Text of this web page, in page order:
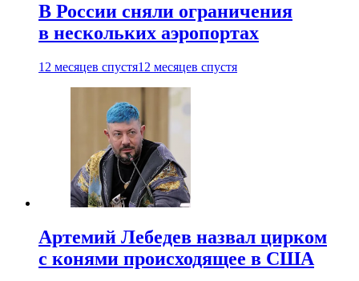
В России сняли ограничения
в нескольких аэропортах
12 месяцев спустя12 месяцев спустя
Артемий Лебедев назвал цирком
с конями происходящее в США